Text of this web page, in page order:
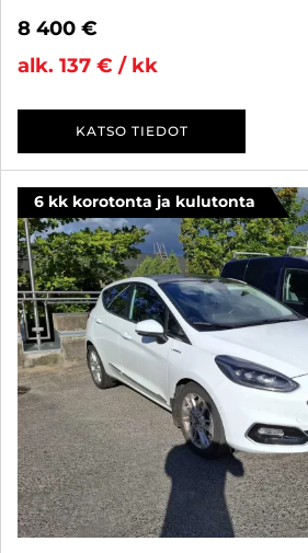
8 400 €
alk. 137 € / kk
KATSO TIEDOT
6 kk korotonta ja kulutonta